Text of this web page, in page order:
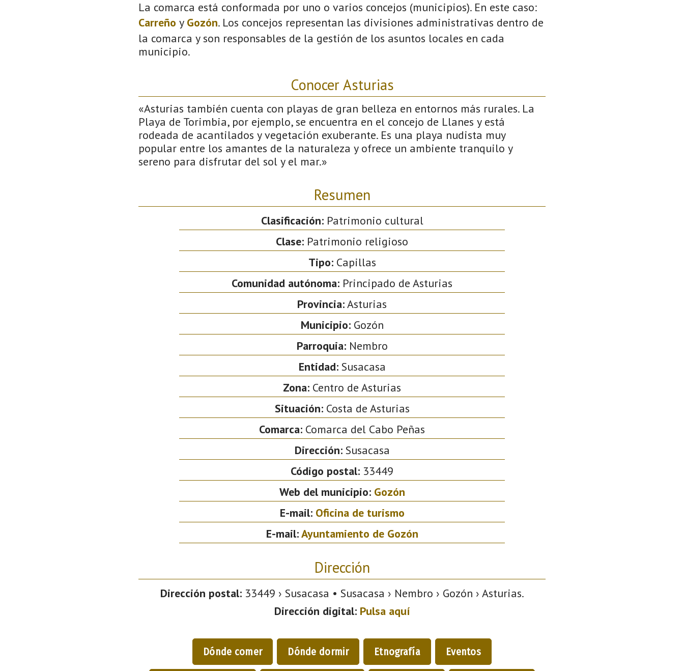
La comarca está conformada por uno o varios concejos (municipios). En este caso:
Carreño y Gozón. Los concejos representan las divisiones administrativas dentro de
la comarca y son responsables de la gestión de los asuntos locales en cada
municipio.
Conocer Asturias
«Asturias también cuenta con playas de gran belleza en entornos más rurales. La
Playa de Torimbia, por ejemplo, se encuentra en el concejo de Llanes y está
rodeada de acantilados y vegetación exuberante. Es una playa nudista muy
popular entre los amantes de la naturaleza y ofrece un ambiente tranquilo y
sereno para disfrutar del sol y el mar.»
Resumen
Clasificación:Patrimonio cultural
Clase: Patrimonio religioso
Tipo:Capillas
Comunidad autónoma: Principado de Asturias
Provincia:Asturias
Municipio:Gozón
Parroquia:Nembro
Entidad:Susacasa
Zona: Centro de Asturias
Situación:Costa de Asturias
Comarca: Comarca del Cabo Peñas
Dirección:Susacasa
Código postal: 33449
Web del municipio: Gozón
E-mail: Oficina de turismo
E-mail:Ayuntamiento de Gozón
Dirección
Dirección postal:33449 › Susacasa • Susacasa › Nembro › Gozón › Asturias.
Dirección digital: Pulsa aquí
Dónde comer Dónde dormir Etnografía Eventos